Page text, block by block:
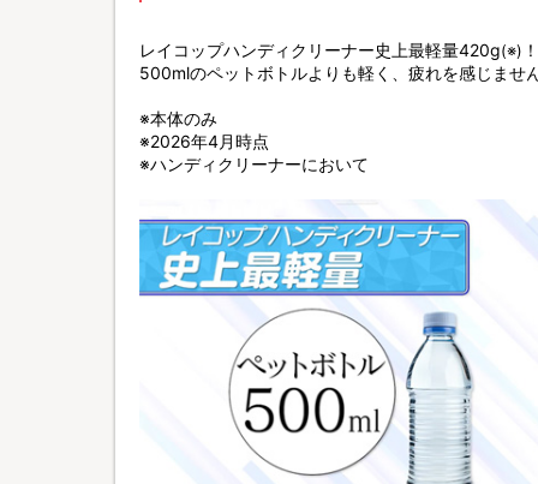
レイコップハンディクリーナー史上最軽量420g(※) ！
500mlのペットボトルよりも軽く、疲れを感じませ
※本体のみ
※2026年4月時点
※ハンディクリーナーにおいて